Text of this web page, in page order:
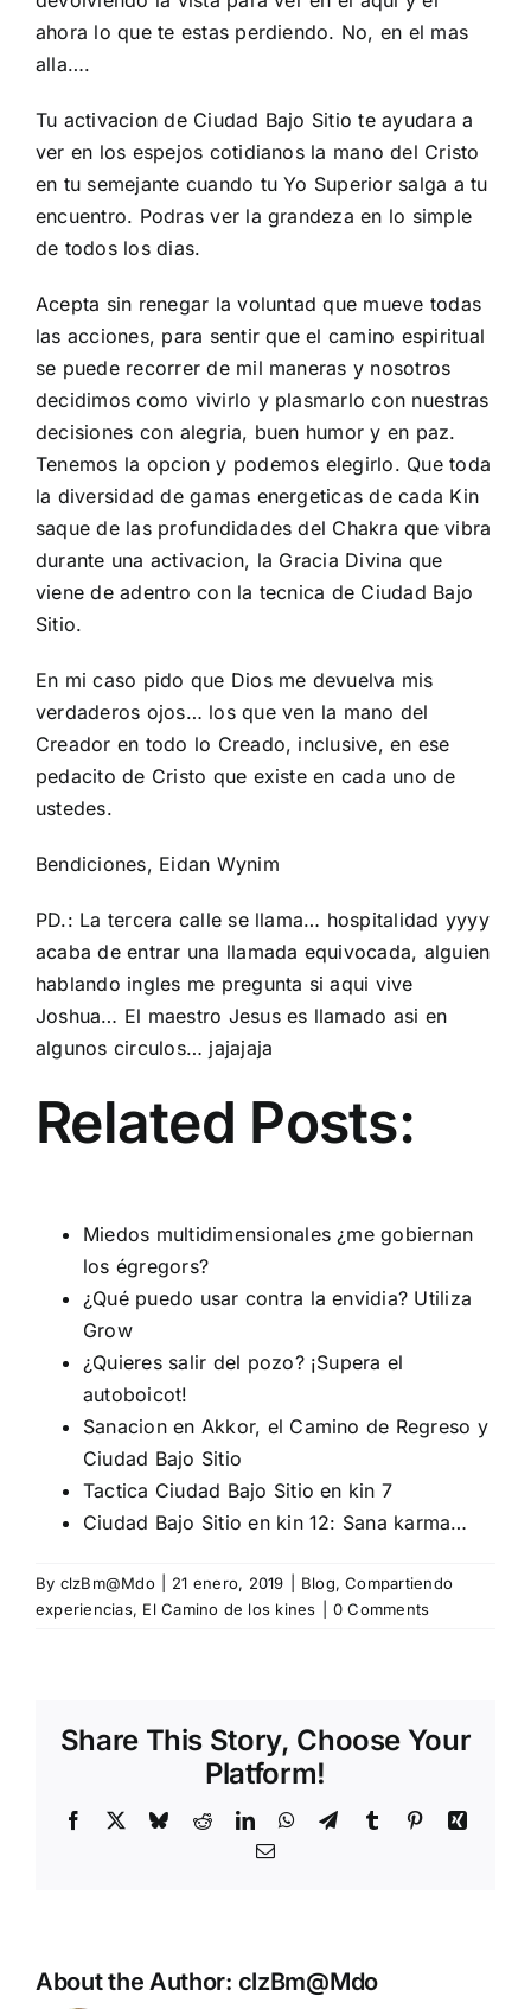
ahora lo que te estas perdiendo. No, en el mas
alla….
Tu activacion de Ciudad Bajo Sitio te ayudara a
ver en los espejos cotidianos la mano del Cristo
en tu semejante cuando tu Yo Superior salga a tu
encuentro. Podras ver la grandeza en lo simple
de todos los dias.
Acepta sin renegar la voluntad que mueve todas
las acciones, para sentir que el camino espiritual
se puede recorrer de mil maneras y nosotros
decidimos como vivirlo y plasmarlo con nuestras
decisiones con alegria, buen humor y en paz.
Tenemos la opcion y podemos elegirlo. Que toda
la diversidad de gamas energeticas de cada Kin
saque de las profundidades del Chakra que vibra
durante una activacion, la Gracia Divina que
viene de adentro con la tecnica de Ciudad Bajo
Sitio.
En mi caso pido que Dios me devuelva mis
verdaderos ojos… los que ven la mano del
Creador en todo lo Creado, inclusive, en ese
pedacito de Cristo que existe en cada uno de
ustedes.
Bendiciones, Eidan Wynim
PD.: La tercera calle se llama… hospitalidad yyyy
acaba de entrar una llamada equivocada, alguien
hablando ingles me pregunta si aqui vive
Joshua… El maestro Jesus es llamado asi en
algunos circulos… jajajaja
Related Posts:
Miedos multidimensionales ¿me gobiernan
los égregors?
¿Qué puedo usar contra la envidia? Utiliza
Grow
¿Quieres salir del pozo? ¡Supera el
autoboicot!
Sanacion en Akkor, el Camino de Regreso y
Ciudad Bajo Sitio
Tactica Ciudad Bajo Sitio en kin 7
Ciudad Bajo Sitio en kin 12: Sana karma…
By clzBm@Mdo 21 enero, 2019 Blog,Compartiendo
experiencias, El Camino de los kines 0 Comments
Share This Story, Choose Your
Platform!
Facebook BlueskyRedditLinkedInWhatsApp
TelegramTumblr PinterestXing
Email
About the Author: clzBm@Mdo